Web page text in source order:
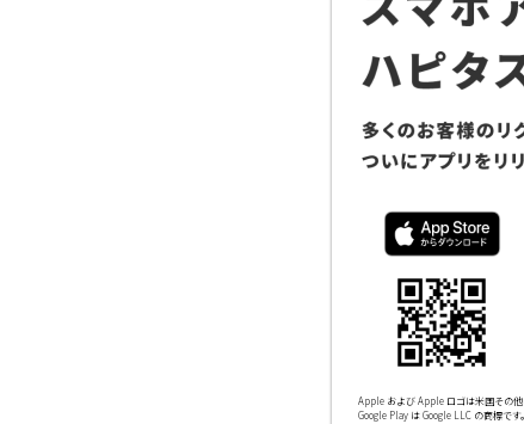
Apple および Apple ロゴは米国その
Google Play は Google LLC の商標です。